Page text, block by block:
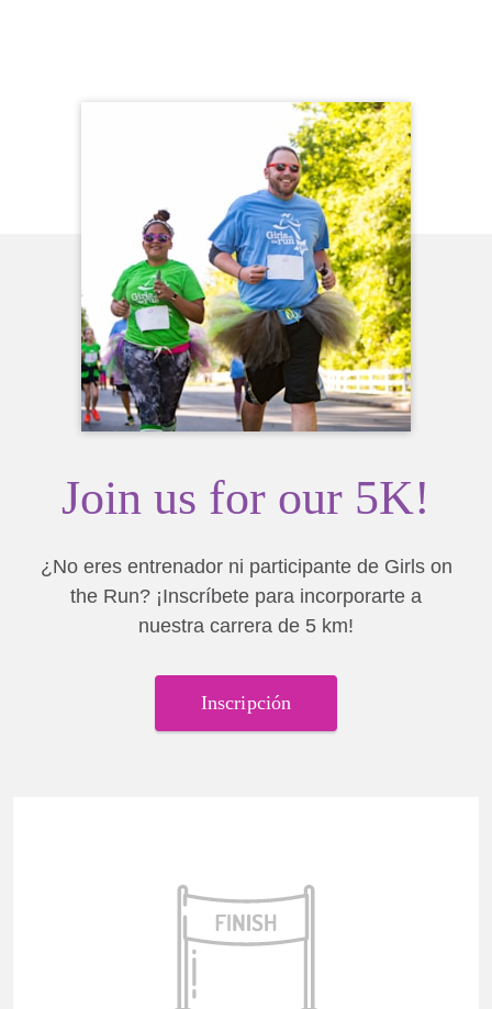
Join us for our 5K!
¿No eres entrenador ni participante de Girls on
the Run? ¡Inscríbete para incorporarte a
nuestra carrera de 5 km!
Inscripción